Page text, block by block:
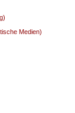
Medien)